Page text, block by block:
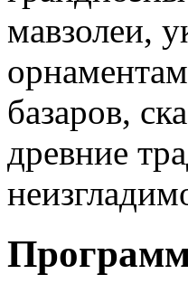
мавзолеи,
базаров,
древние